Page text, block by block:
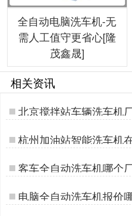
全自动电脑洗车机-无
需人工值守更省心[隆
茂鑫晟]
相关资讯
北京搅拌站车辆洗车机
鑫晟]…
杭州加油站智能洗车机
鑫晟]…
客车全自动洗车机哪个
…
电脑全自动洗车机报价
晟]…